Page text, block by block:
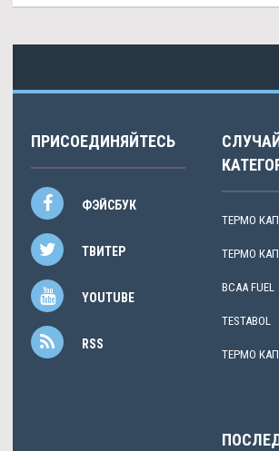
ПРИСОЕДИНЯЙТЕСЬ
ФЭЙСБУК
ТВИТЕР
YOUTUBE
RSS
ТЕРМО
ТЕРМО
BCAA FUEL
TESTABOL
ТЕРМО